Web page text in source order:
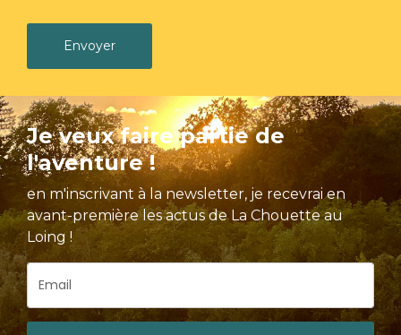
Envoyer
Je veux faire partie de
l'aventure !
en m'inscrivant à la newsletter, je recevrai en
avant-première les actus de La Chouette au
Loing !